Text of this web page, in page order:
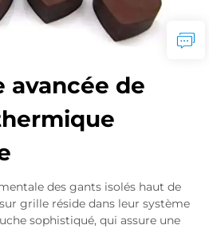
avancée de
des gants isolés haut de
grille réside dans leur système
sophistiqué, qui assure une